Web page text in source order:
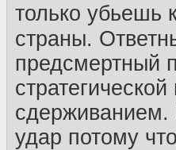
только убьешь
страны.
предсмертный
сдерживанием.
удар потому